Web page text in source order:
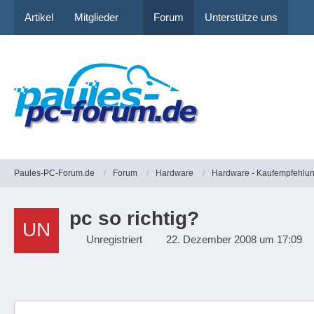
Artikel Mitglieder Forum Unterstütze uns
Paules-PC-Forum.de Forum Hardware Hardware -
pc so richtig?
Unregistriert 22. Dezember 2008 um 17:09